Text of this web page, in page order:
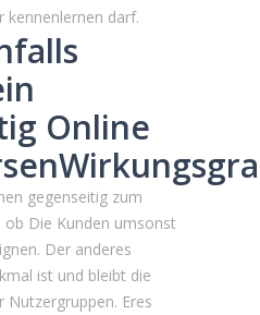
kennenlernen darf.
Online
gegenseitig zum
Die Kunden umsonst
Der anderes
ist und bleibt die
Nutzergruppen. Eres